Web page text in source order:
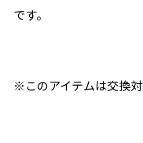
です。
※このアイテムは交換